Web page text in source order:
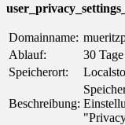
Domainname:
Ablauf:
30 Tage
Speicherort:
Beschreibung: